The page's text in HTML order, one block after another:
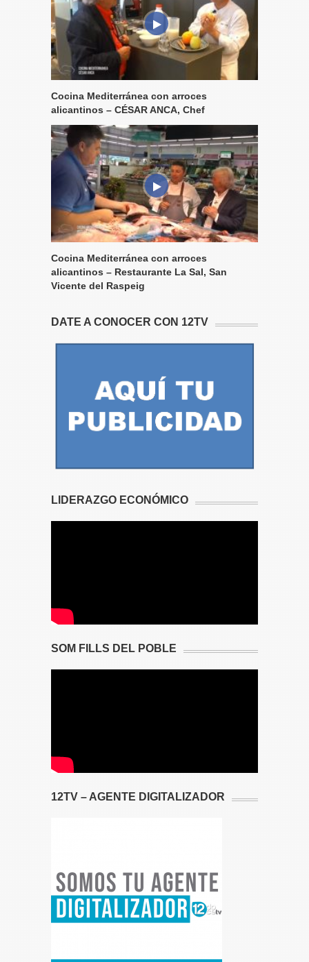
Cocina Mediterránea con arroces
alicantinos – CÉSAR ANCA, Chef
Cocina Mediterránea con arroces
alicantinos – Restaurante La Sal, San
Vicente del Raspeig
DATE A CONOCER CON 12TV
LIDERAZGO ECONÓMICO
SOM FILLS DEL POBLE
12TV – AGENTE DIGITALIZADOR